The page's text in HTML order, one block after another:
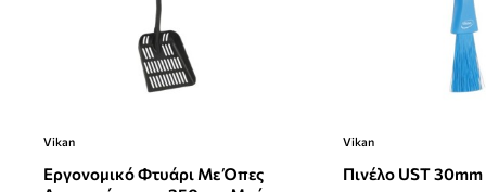
Vikan
Εργονομικό Φτυάρι Με Όπες
Vikan
Πινέλο UST